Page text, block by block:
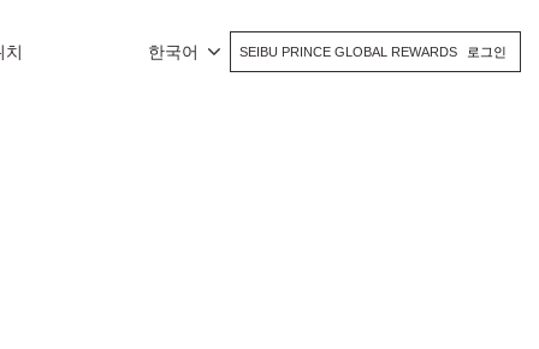
치 한국어 SEIBU PRINCE GLOBAL REWARDS 로그인